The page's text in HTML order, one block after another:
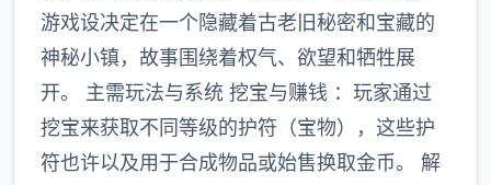
游戏设决定在一个隐藏着古老旧秘密和宝藏的
神秘小镇，故事围绕着权气、欲望和牺牲展
开。 主需玩法与系统 挖宝与赚钱 ：玩家通过
挖宝来获取不同等级的护符（宝物），这些护
符也许以及用于合成物品或始售换取金币。 解